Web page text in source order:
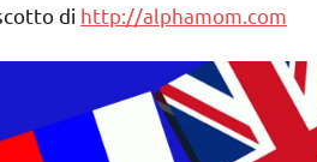
di http://alphamom.com